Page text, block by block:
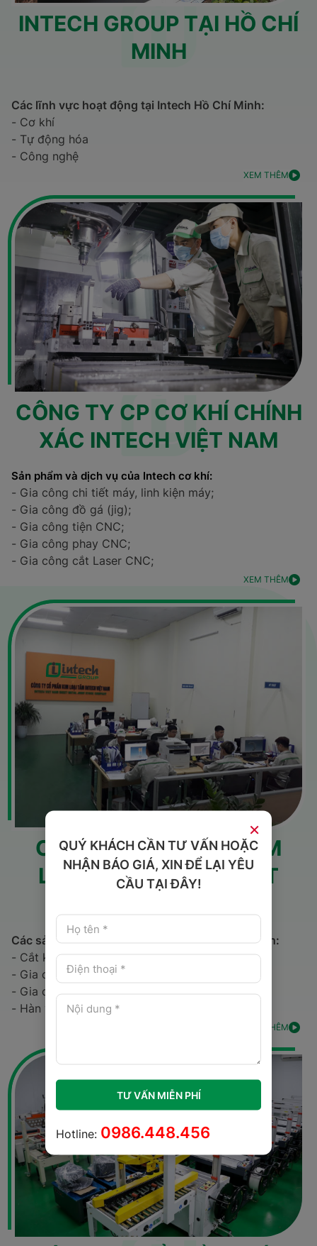
INTECH GROUP TẠI HỒ CHÍ
MINH
Các lĩnh vực hoạt động tại Intech Hồ Chí Minh:
- Cơ khí
- Tự động hóa
- Công nghệ
XEM THÊM
CÔNG TY CP CƠ KHÍ CHÍNH
XÁC INTECH VIỆT NAM
Sản phẩm và dịch vụ của Intech cơ khí:
- Gia công chi tiết máy, linh kiện máy;
- Gia công đồ gá (jig);
- Gia công tiện CNC;
- Gia công phay CNC;
- Gia công cắt Laser CNC;
XEM THÊM
CÔNG TY CỔ PHẦN KIM
LOẠI TẤM INTECH VIỆT
Các sản phẩm và dịch vụ tại Kim Loại Tấm Intech:
- Cắt kim loại tấm theo kích thước yêu cầu.
- Gia công chấn gấp.
- Gia công đột.
- Hàn và hoàn thiện sản phẩm theo yêu cầu.
XEM THÊM
×
QUÝ KHÁCH CẦN TƯ VẤN HOẶC
NHẬN BÁO GIÁ, XIN ĐỂ LẠI YÊU
CẦU TẠI ĐÂY!
TƯ VẤN MIỄN PHÍ
Hotline: 0986.448.456